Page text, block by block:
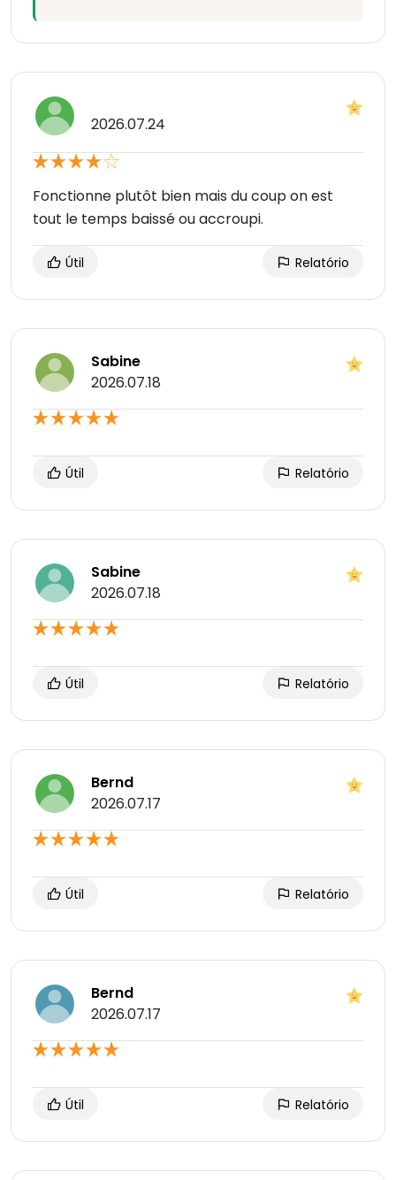
2026.07.24
Fonctionne plutôt bien mais du coup on est
tout le temps baissé ou accroupi.
Útil Relatório
Sabine
2026.07.18
Útil Relatório
Sabine
2026.07.18
Útil Relatório
Bernd
2026.07.17
Útil Relatório
Bernd
2026.07.17
Útil Relatório